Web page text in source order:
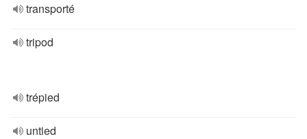
transporté
tripod
trépied
untied